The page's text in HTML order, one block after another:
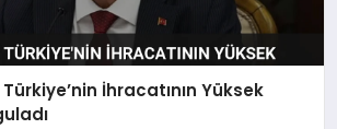
İhracatının Yüksek